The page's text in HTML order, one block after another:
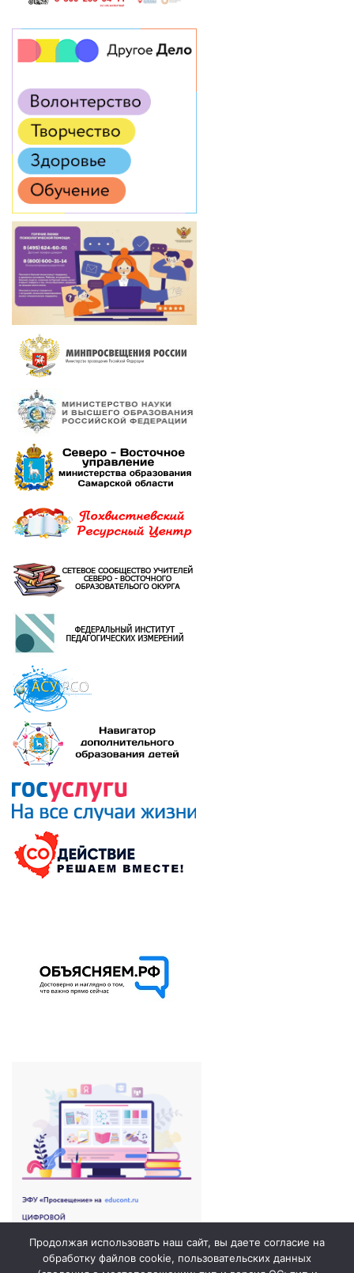
Продолжая использовать наш сайт, вы даете согласие на
обработку файлов cookie, пользовательских данных